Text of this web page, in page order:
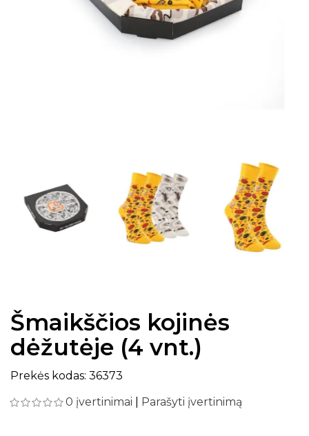
Šmaikščios kojinės
dėžutėje (4 vnt.)
Prekės kodas: 36373
0 įvertinimai
Parašyti įvertinimą